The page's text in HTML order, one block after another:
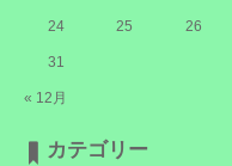
« 12月
24 25 26
31
カテゴリー